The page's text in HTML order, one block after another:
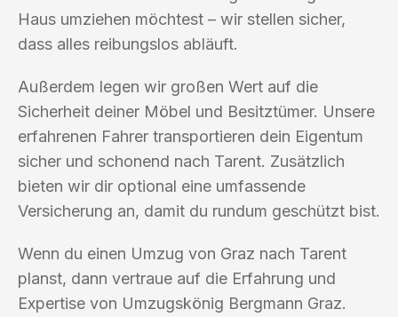
Haus umziehen möchtest – wir stellen sicher,
dass alles reibungslos abläuft.
Außerdem legen wir großen Wert auf die
Sicherheit deiner Möbel und Besitztümer. Unsere
erfahrenen Fahrer transportieren dein Eigentum
sicher und schonend nach Tarent. Zusätzlich
bieten wir dir optional eine umfassende
Versicherung an, damit du rundum geschützt bist.
Wenn du einen Umzug von Graz nach Tarent
planst, dann vertraue auf die Erfahrung und
Expertise von Umzugskönig Bergmann Graz.